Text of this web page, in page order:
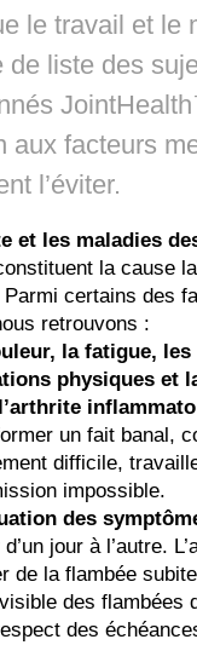
le travail et le
de liste des
aux facteurs
l’éviter.
et les maladies
la cause
Parmi certains des
retrouvons :
la fatigue,
physiques et
un fait banal,
difficile,
impossible.
des
jour à l’autre.
de la flambée
des flambées
des